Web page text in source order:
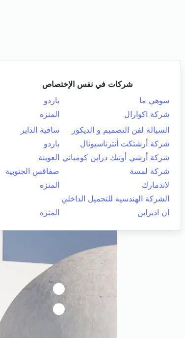
شركات في نفس الإختصاص
سوهي ما
باردو
شركة اكوارال
المنزه
السيالة لفن التصميم و الديكور
ساقية الداير
شركة أرشتكت أنترناسيونال
باردو
شركة أرشي أونيك دزاين كومباني
العوينة
شركة لمسة
صفاقس الجنوبية
لاندمارك
المنزه
الشركة الهندسية للتجميل الداخلي
ان اديزاين
المنزه